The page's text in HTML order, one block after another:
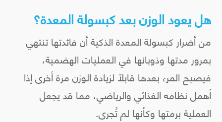
هل يعود الوزن بعد كبسولة المعدة؟
من أضرار كبسولة المعدة الذكية أن فائدتها تنتهي
بمرور مدتها وذوبانها في العمليات الهضمية،
فيصبح المرء بعدها قابلًا لزيادة الوزن مرة أخرى إذا
أهمل نظامه الغذائي والرياضي، مما قد يجعل
العملية برمتها وكأنها لم تُجرى.